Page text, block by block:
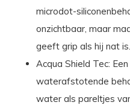
microdot-
onzichtbaar, maar
geeft grip als hij nat is.
Acqua Shield Tec:
waterafstotende
water als pareltjes